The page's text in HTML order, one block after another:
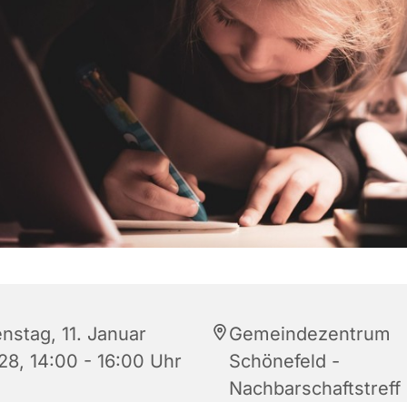
11. Januar
14:00 - 16:00 Uhr
Gemeindezentrum
Schönefeld -
Nachbarschaftstreff